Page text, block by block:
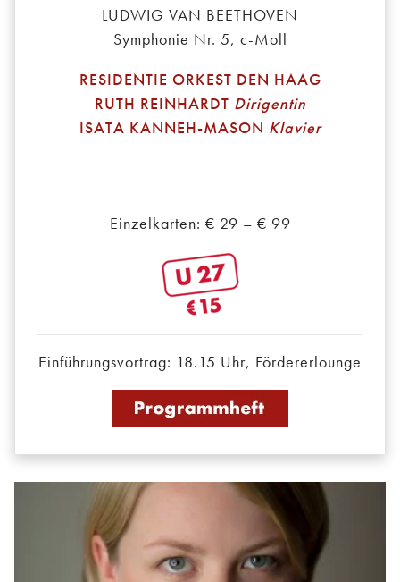
LUDWIG VAN BEETHOVEN
Symphonie Nr. 5, c-Moll
RESIDENTIE ORKEST DEN HAAG
RUTH REINHARDT Dirigentin
ISATA KANNEH-MASON Klavier
Einzelkarten: € 29 – € 99
Einführungsvortrag: 18.15 Uhr, Fördererlounge